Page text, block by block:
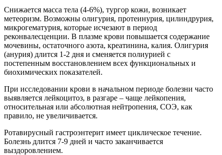
Снижается масса тела (4-6%), тургор кожи, возникает
метеоризм. Возможны олигурия, протеинурия, цилиндрурия,
микрогематурия, которые исчезают в период
реконвалесценции. В плазме крови повышается содержание
мочевины, остаточного азота, креатинина, калия. Олигурия
(анурия) длится 1-2 дня и сменяется полиурией с
постепенным восстановлением всех функциональных и
биохимических показателей.
При исследовании крови в начальном периоде болезни часто
выявляется лейкоцитоз, в разгаре – чаще лейкопения,
относительная или абсолютная нейтропения, СОЭ, как
правило, не увеличивается.
Ротавирусный гастроэнтерит имеет циклическое течение.
Болезнь длится 7-9 дней и часто заканчивается
выздоровлением.